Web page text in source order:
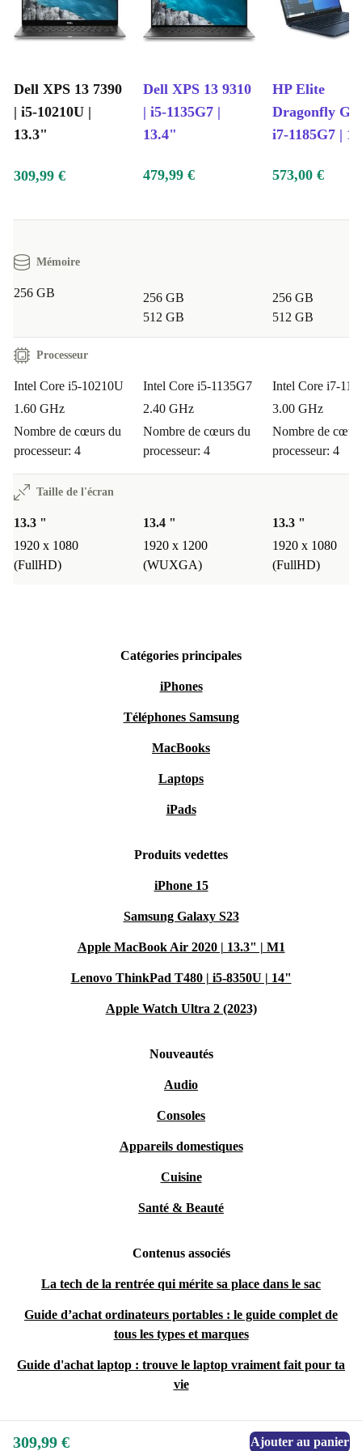
Dell XPS 13 7390
| i5-10210U |
13.3"
Dell XPS 13 9310
| i5-1135G7 |
13.4"
HP Elite
Dragonfly G2
i7-1185G7 |
309,99 € 479,99 € 573,00 €
Mémoire
256 GB
256 GB
512 GB
256 GB
512 GB
Processeur
Intel Core i5-10210U
1.60 GHz
Nombre de cœurs du
processeur: 4
Intel Core i5-1135G7
2.40 GHz
Nombre de cœurs du
processeur: 4
Intel Core i7-
3.00 GHz
Nombre de
processeur: 4
Taille de l'écran
13.3 "
1920 x 1080
(FullHD)
13.4 "
1920 x 1200
(WUXGA)
13.3 "
1920 x 1080
(FullHD)
Catégories principales
iPhones
Téléphones Samsung
MacBooks
Laptops
iPads
Produits vedettes
iPhone 15
Samsung Galaxy S23
Apple MacBook Air 2020 | 13.3" | M1
Lenovo ThinkPad T480 | i5-8350U | 14"
Apple Watch Ultra 2 (2023)
Nouveautés
Audio
Consoles
Appareils domestiques
Cuisine
Santé & Beauté
Contenus associés
La tech de la rentrée qui mérite sa place dans le sac
Guide d’achat ordinateurs portables : le guide complet de
tous les types et marques
Guide d'achat laptop : trouve le laptop vraiment fait pour ta
vie
309,99 € Ajouter au panier